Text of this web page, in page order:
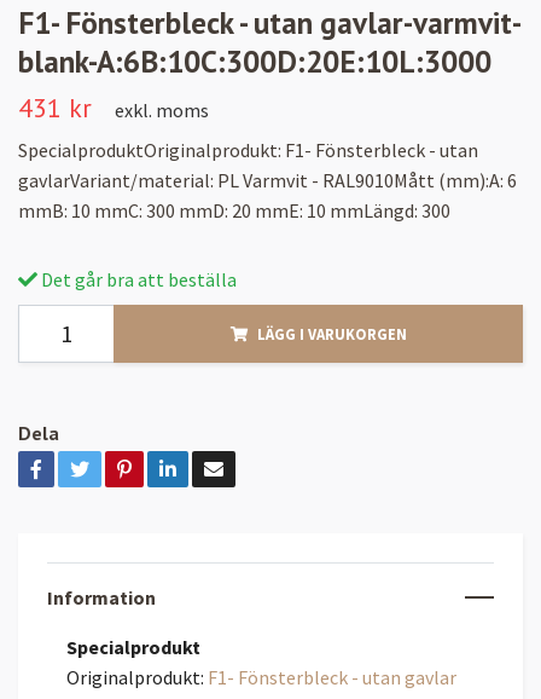
F1- Fönsterbleck - utan gavlar-varmvit-
blank-A:6B:10C:300D:20E:10L:3000
431 kr
exkl. moms
SpecialproduktOriginalprodukt: F1- Fönsterbleck - utan
gavlarVariant/material: PL Varmvit - RAL9010Mått (mm):A: 6
mmB: 10 mmC: 300 mmD: 20 mmE: 10 mmLängd: 300
Det går bra att beställa
LÄGG I VARUKORGEN
Dela
Information
Specialprodukt
Originalprodukt: F1- Fönsterbleck - utan gavlar